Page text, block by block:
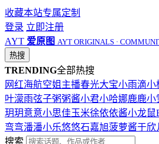
收藏本站专属定制
登录 立即注册
AYT 爱原图 AYT ORIGINALS ·
热搜
TRENDING全部热搜
网红海航空姐 主播春光大宝小雨滴小
叶濛雨弦子粥粥酱小君小哈娜鹿鹿小
玥玥意意小思佳玉米徐依依酱小龙鼠
弯弯潘潘小乐悠悠石嘉旭菠萝酱于欣
搜索